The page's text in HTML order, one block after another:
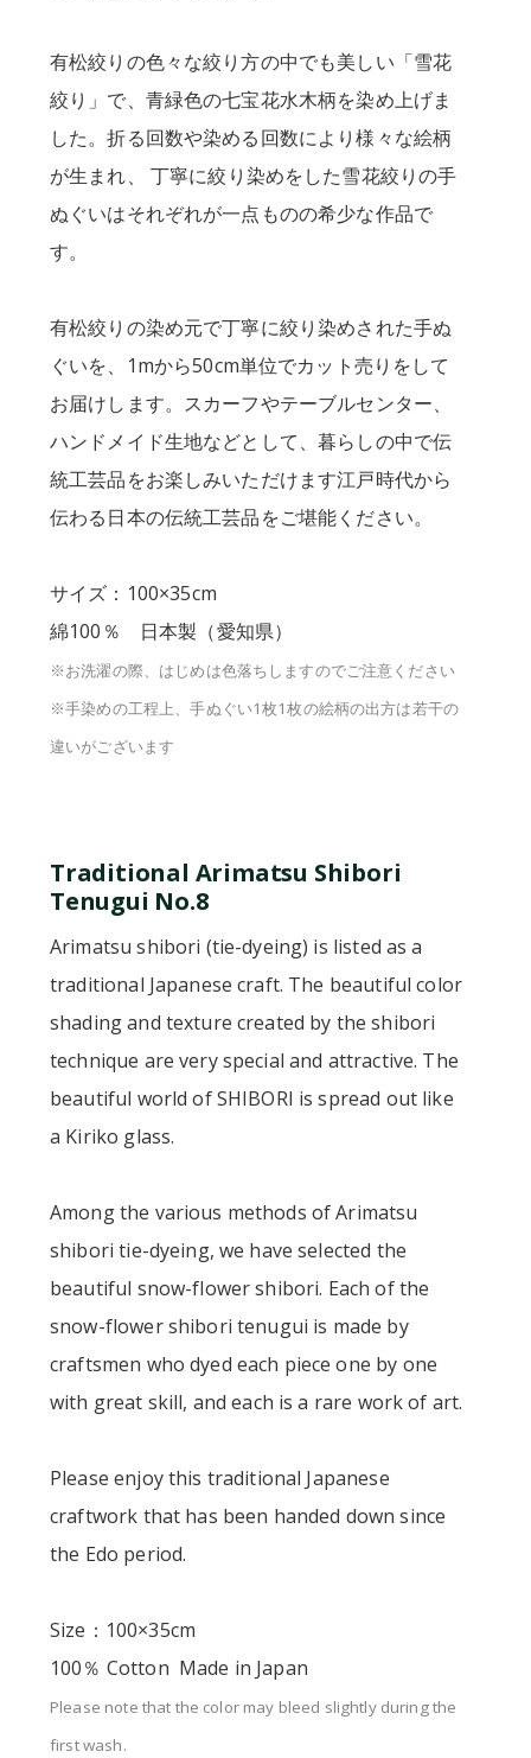
有松絞りの色々な絞り方の中でも美しい「雪花
絞り」で、青緑色の七宝花水木柄を染め上げま
した。折る回数や染める回数により様々な絵柄
が生まれ、 丁寧に絞り染めをした雪花絞りの手
ぬぐいはそれぞれが一点ものの希少な作品で
す。
有松絞りの染め元で丁寧に絞り染めされた手ぬ
ぐいを、1mから50cm単位でカット売りをして
お届けします。スカーフやテーブルセンター、
ハンドメイド生地などとして、暮らしの中で伝
統工芸品をお楽しみいただけます江戸時代から
伝わる日本の伝統工芸品をご堪能ください。
サイズ：100×35cm
綿100％ 日本製（愛知県）
※お洗濯の際、はじめは色落ちしますのでご注意ください
※手染めの工程上、手ぬぐい1枚1枚の絵柄の出方は若干の
違いがございます
Traditional Arimatsu Shibori
Tenugui No.8
Arimatsu shibori (tie-dyeing) is listed as a
traditional Japanese craft. The beautiful color
shading and texture created by the shibori
technique are very special and attractive. The
beautiful world of SHIBORI is spread out like
a Kiriko glass.
Among the various methods of Arimatsu
shibori tie-dyeing, we have selected the
beautiful snow-flower shibori. Each of the
snow-flower shibori tenugui is made by
craftsmen who dyed each piece one by one
with great skill, and each is a rare work of art.
Please enjoy this traditional Japanese
craftwork that has been handed down since
the Edo period.
Size：100×35cm
100％ Cotton Made in Japan
Please note that the color may bleed slightly during the
first wash.